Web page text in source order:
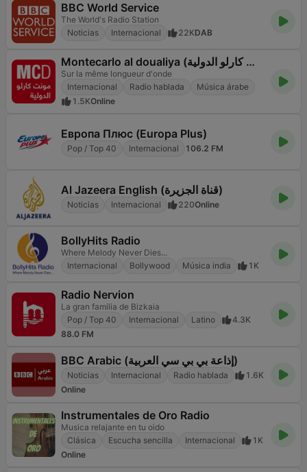
BBC World Service
The World's Radio Station
Noticias
Internacional 22KDAB
Montecarlo al doualiya (مونت كارلو الدولية)
Sur la même longueur d'onde
Internacional
Radio hablada
Música árabe
1.5KOnline
Европа Плюс (Europa Plus)
Pop / Top 40 Internacional 106.2 FM
Al Jazeera English (قناة الجزيرة)
Noticias Internacional 220Online
BollyHits Radio
Where Melody Never Dies...
Internacional
Bollywood Música india 1K
Radio Nervion
La gran familia de Bizkaia
Pop / Top 40
Internacional Latino
4.3K
88.0 FM
BBC Arabic (إذاعة بي بي سي العربية)
Noticias Internacional Radio hablada
1.6K
Online
Instrumentales de Oro Radio
Musica relajante en tu oido
Clásica
Escucha sencilla Internacional
1K
Online